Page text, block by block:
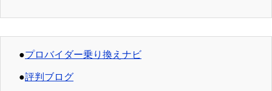
●プロバイダー乗り換えナビ
●評判ブログ